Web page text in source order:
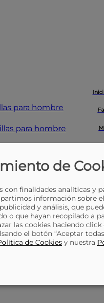
para hombre
PARA
de
con finalidades analíticas y
información sobre
y análisis, que
o que hayan recopilado a
las cookies haciendo click
el botón “Aceptar
de Cookies y nuestra